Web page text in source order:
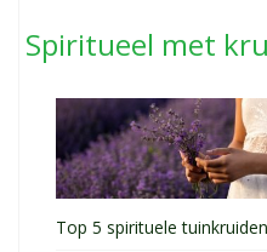
Spiritueel met
Top 5 spirituele tuinkruiden